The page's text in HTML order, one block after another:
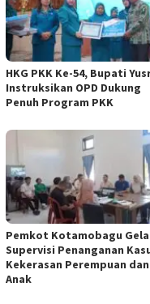
HKG PKK Ke-54, Bupati
Instruksikan OPD Dukung
Penuh Program PKK
Pemkot Kotamobagu
Supervisi Penanganan
Kekerasan Perempuan dan
Anak